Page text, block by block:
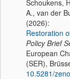
Schoukens,
A., van der
(2026):
Restoration
Policy Brief
European
(SER),
10.5281/